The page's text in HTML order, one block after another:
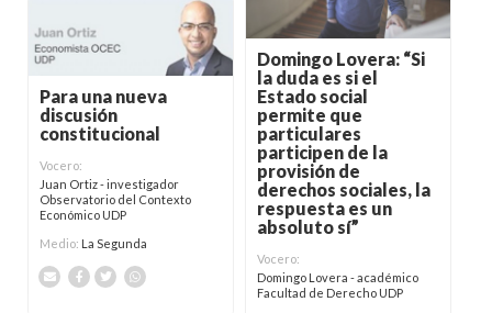
Domingo Lovera: “Si
la duda es si el
Estado social
permite que
particulares
participen de la
provisión de
derechos sociales, la
respuesta es un
absoluto sí”
Vocero:
Domingo Lovera - académico
Facultad de Derecho UDP
Para una nueva
discusión
constitucional
Vocero:
Juan Ortiz - investigador
Observatorio del Contexto
Económico UDP
Medio: La Segunda